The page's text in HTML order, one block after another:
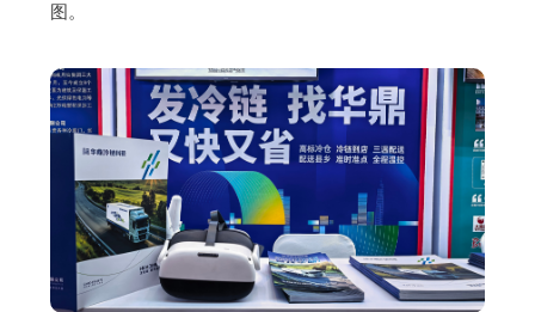
图。